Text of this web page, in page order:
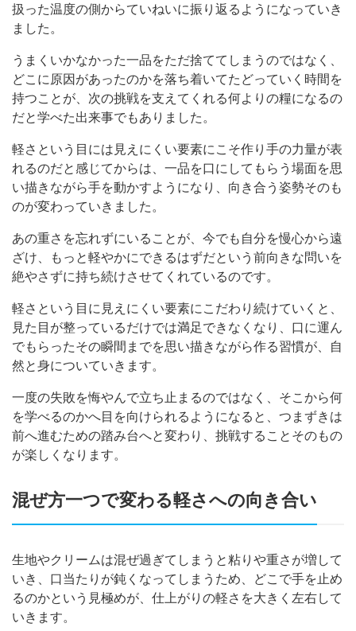
扱った温度の側からていねいに振り返るようになっていき
ました。
うまくいかなかった一品をただ捨ててしまうのではなく、
どこに原因があったのかを落ち着いてたどっていく時間を
持つことが、次の挑戦を支えてくれる何よりの糧になるの
だと学べた出来事でもありました。
軽さという目には見えにくい要素にこそ作り手の力量が表
れるのだと感じてからは、一品を口にしてもらう場面を思
い描きながら手を動かすようになり、向き合う姿勢そのも
のが変わっていきました。
あの重さを忘れずにいることが、今でも自分を慢心から遠
ざけ、もっと軽やかにできるはずだという前向きな問いを
絶やさずに持ち続けさせてくれているのです。
軽さという目に見えにくい要素にこだわり続けていくと、
見た目が整っているだけでは満足できなくなり、口に運ん
でもらったその瞬間までを思い描きながら作る習慣が、自
然と身についていきます。
一度の失敗を悔やんで立ち止まるのではなく、そこから何
を学べるのかへ目を向けられるようになると、つまずきは
前へ進むための踏み台へと変わり、挑戦することそのもの
が楽しくなります。
混ぜ方一つで変わる軽さへの向き合い
生地やクリームは混ぜ過ぎてしまうと粘りや重さが増して
いき、口当たりが鈍くなってしまうため、どこで手を止め
るのかという見極めが、仕上がりの軽さを大きく左右して
いきます。